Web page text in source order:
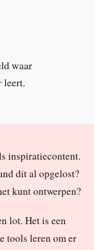
waar
leert.
inspiratiecontent.
dit al opgelost?
kunt ontwerpen?
lot. Het is een
tools leren om er